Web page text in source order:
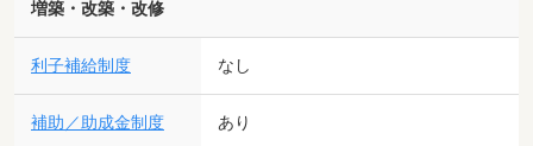
増築・改築・改修
利子補給制度 なし
補助／助成金制度 あり